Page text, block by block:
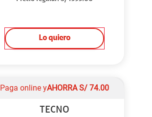
Lo quiero
Paga online yAHORRA S/ 74.00
TECNO